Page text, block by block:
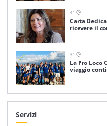
4'
Carta
ricevere il
3'
La Pro Loco
viaggio
Servizi